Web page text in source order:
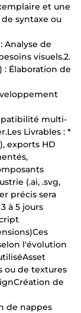
et une
syntaxe ou
Analyse de
visuels.2.
Élaboration de
multi-
Livrables : *
exports HD
(.ai, .svg,
précis sera
à 5 jours
l'évolution
ou de textures
de
de nappes